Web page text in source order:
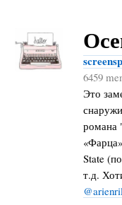
6459
Это
романа
State
т.д.
@arienril